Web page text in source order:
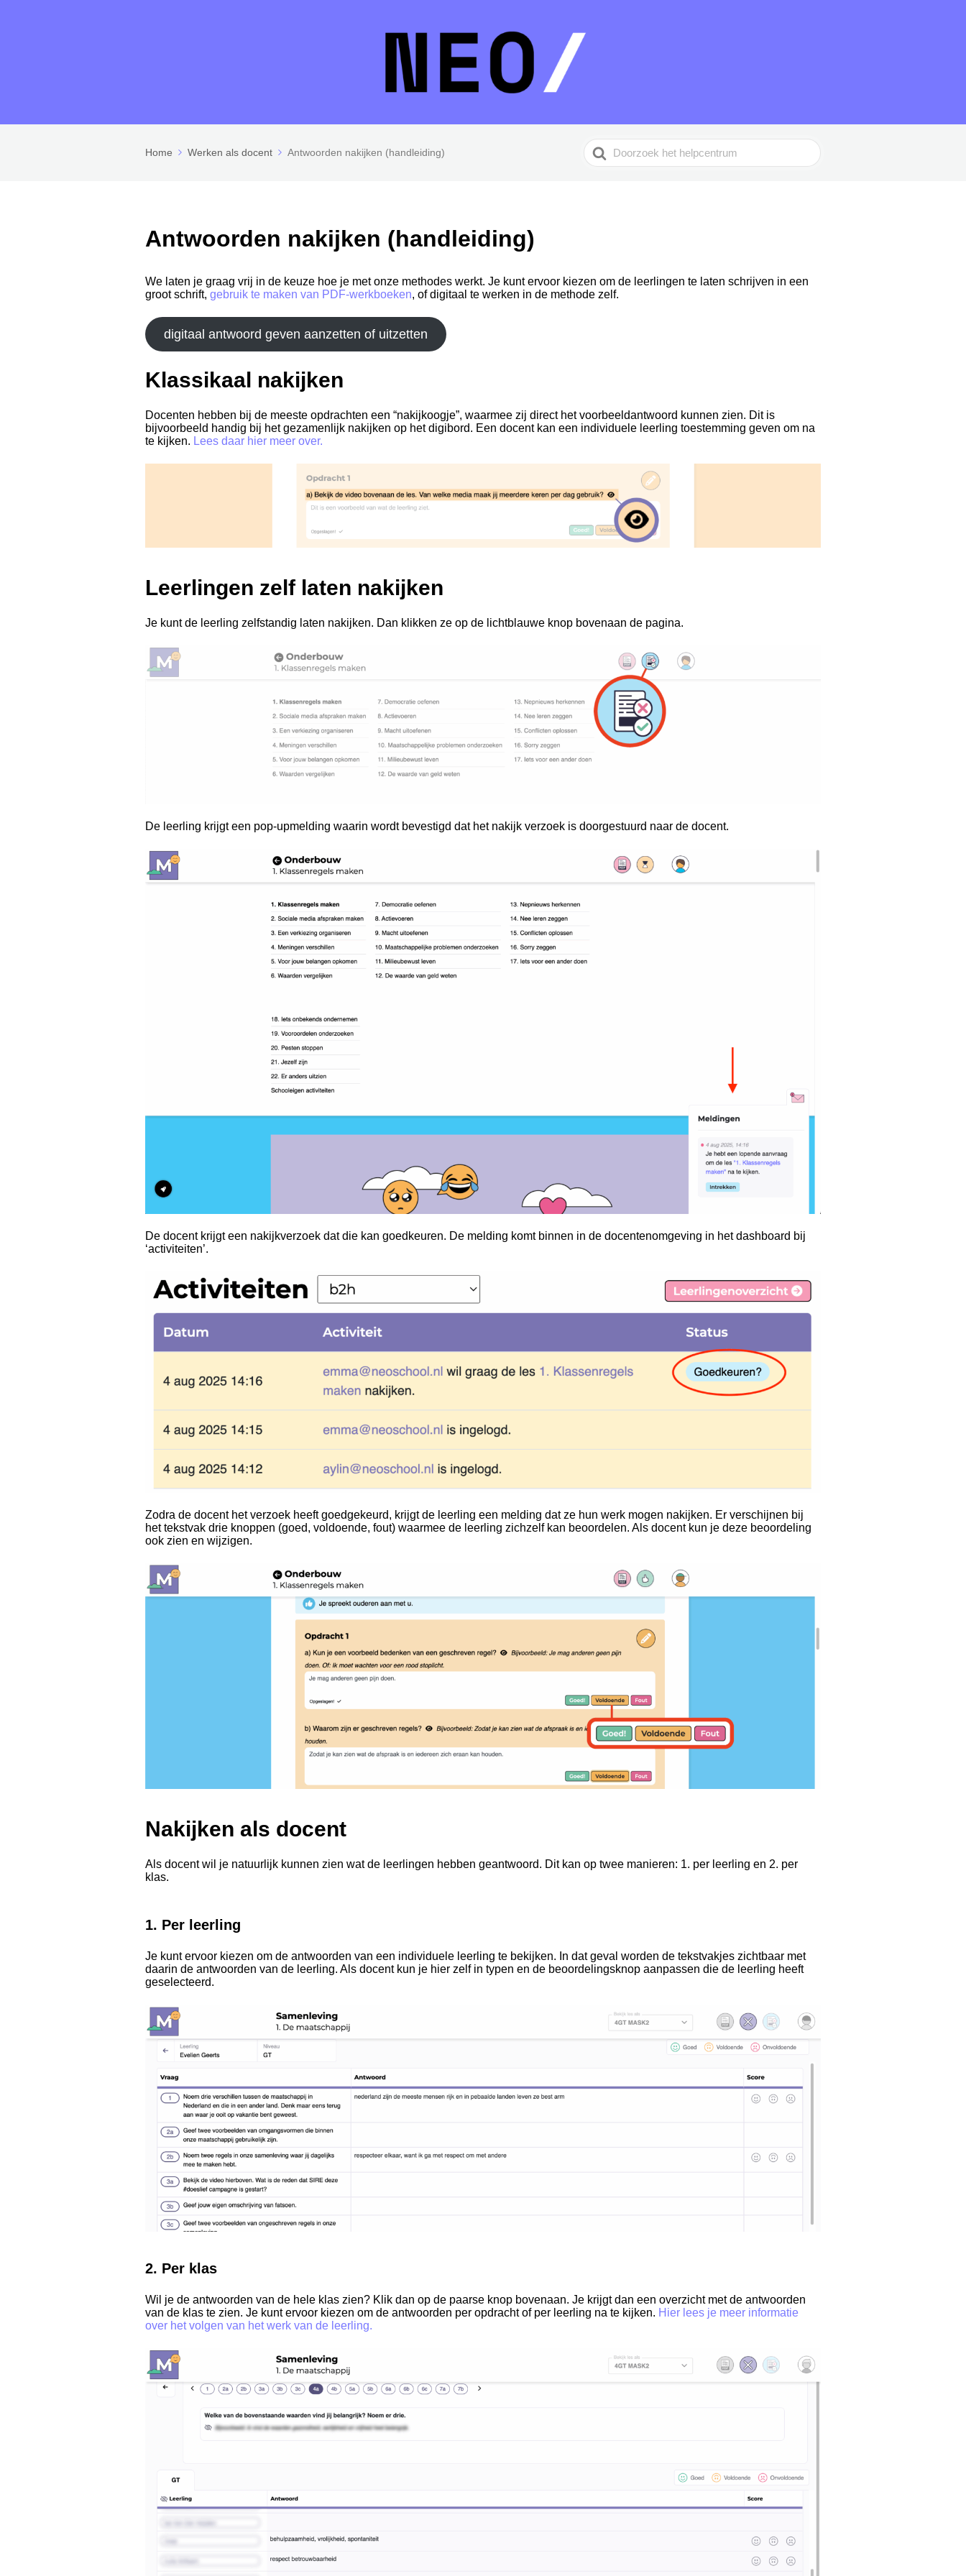
Home Werken als docent Antwoorden nakijken (handleiding)
Search
For
Antwoorden nakijken (handleiding)
We laten je graag vrij in de keuze hoe je met onze methodes werkt. Je kunt ervoor kiezen om de leerlingen te laten schrijven in een
groot schrift, gebruik te maken van PDF-werkboeken, of digitaal te werken in de methode zelf.
digitaal antwoord geven aanzetten of uitzetten
Klassikaal nakijken
Docenten hebben bij de meeste opdrachten een “nakijkoogje”, waarmee zij direct het voorbeeldantwoord kunnen zien. Dit is
bijvoorbeeld handig bij het gezamenlijk nakijken op het digibord. Een docent kan een individuele leerling toestemming geven om na
te kijken. Lees daar hier meer over.
Leerlingen zelf laten nakijken
Je kunt de leerling zelfstandig laten nakijken. Dan klikken ze op de lichtblauwe knop bovenaan de pagina.
De leerling krijgt een pop-upmelding waarin wordt bevestigd dat het nakijk verzoek is doorgestuurd naar de docent.
De docent krijgt een nakijkverzoek dat die kan goedkeuren. De melding komt binnen in de docentenomgeving in het dashboard bij
‘activiteiten’.
Zodra de docent het verzoek heeft goedgekeurd, krijgt de leerling een melding dat ze hun werk mogen nakijken. Er verschijnen bij
het tekstvak drie knoppen (goed, voldoende, fout) waarmee de leerling zichzelf kan beoordelen. Als docent kun je deze beoordeling
ook zien en wijzigen.
Nakijken als docent
Als docent wil je natuurlijk kunnen zien wat de leerlingen hebben geantwoord. Dit kan op twee manieren: 1. per leerling en 2. per
klas.
1. Per leerling
Je kunt ervoor kiezen om de antwoorden van een individuele leerling te bekijken. In dat geval worden de tekstvakjes zichtbaar met
daarin de antwoorden van de leerling. Als docent kun je hier zelf in typen en de beoordelingsknop aanpassen die de leerling heeft
geselecteerd.
2. Per klas
Wil je de antwoorden van de hele klas zien? Klik dan op de paarse knop bovenaan. Je krijgt dan een overzicht met de antwoorden
van de klas te zien. Je kunt ervoor kiezen om de antwoorden per opdracht of per leerling na te kijken. Hier lees je meer informatie
over het volgen van het werk van de leerling.